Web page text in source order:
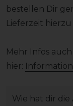
bestellen Dir
Lieferzeit
Mehr Infos
hier:
Wie hat dir